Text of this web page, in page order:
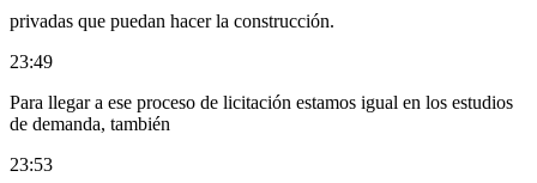
privadas que puedan hacer la construcción.
23:49
Para llegar a ese proceso de licitación estamos igual en los estudios
de demanda, también
23:53